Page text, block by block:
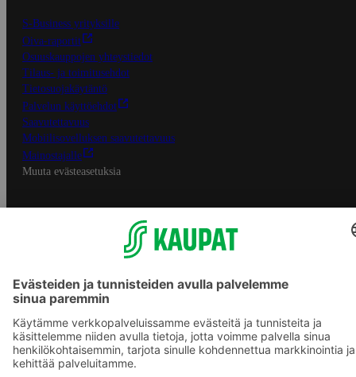
S-Business yrityksille
Oiva-raportit
Osuuskauppojen yhteystiedot
Tilaus- ja toimitusehdot
Tietosuojakäytäntö
Palvelun käyttöehdot
Saavutettavuus
Mobiilisovelluksen saavutettavuus
Mainostajalle
Muuta evästeasetuksia
S-ryhmän palvelut
S-ryhmä
Asiakasomistajuus
S-ostoslista -sovellus
Prisma.fi
Sokos.fi